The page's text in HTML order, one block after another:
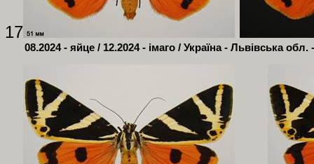
17
08.2024 - яйце / 12.2024 - імаго / Україна - Львівська обл.